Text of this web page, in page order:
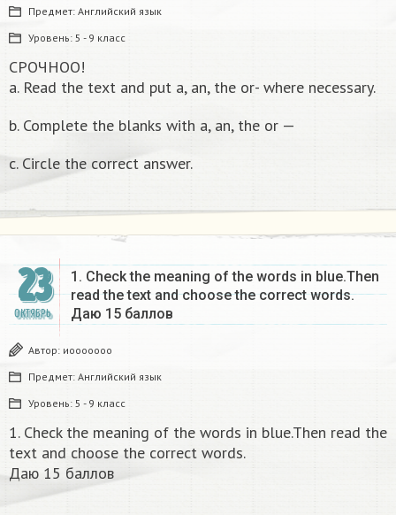
Предмет: Английский язык
Уровень: 5 - 9 класс
СРОЧНОО!
a. Read the text and put a, an, the or- where necessary.
b. Complete the blanks with a, an, the or —
c. Circle the correct answer.​
23
ОКТЯБРЬ
1. Check the meaning of the words in blue.Then
read the text and choose the correct words.
Даю 15 баллов​
Автор: иооооооо
Предмет: Английский язык
Уровень: 5 - 9 класс
1. Check the meaning of the words in blue.Then read the
text and choose the correct words.
Даю 15 баллов​